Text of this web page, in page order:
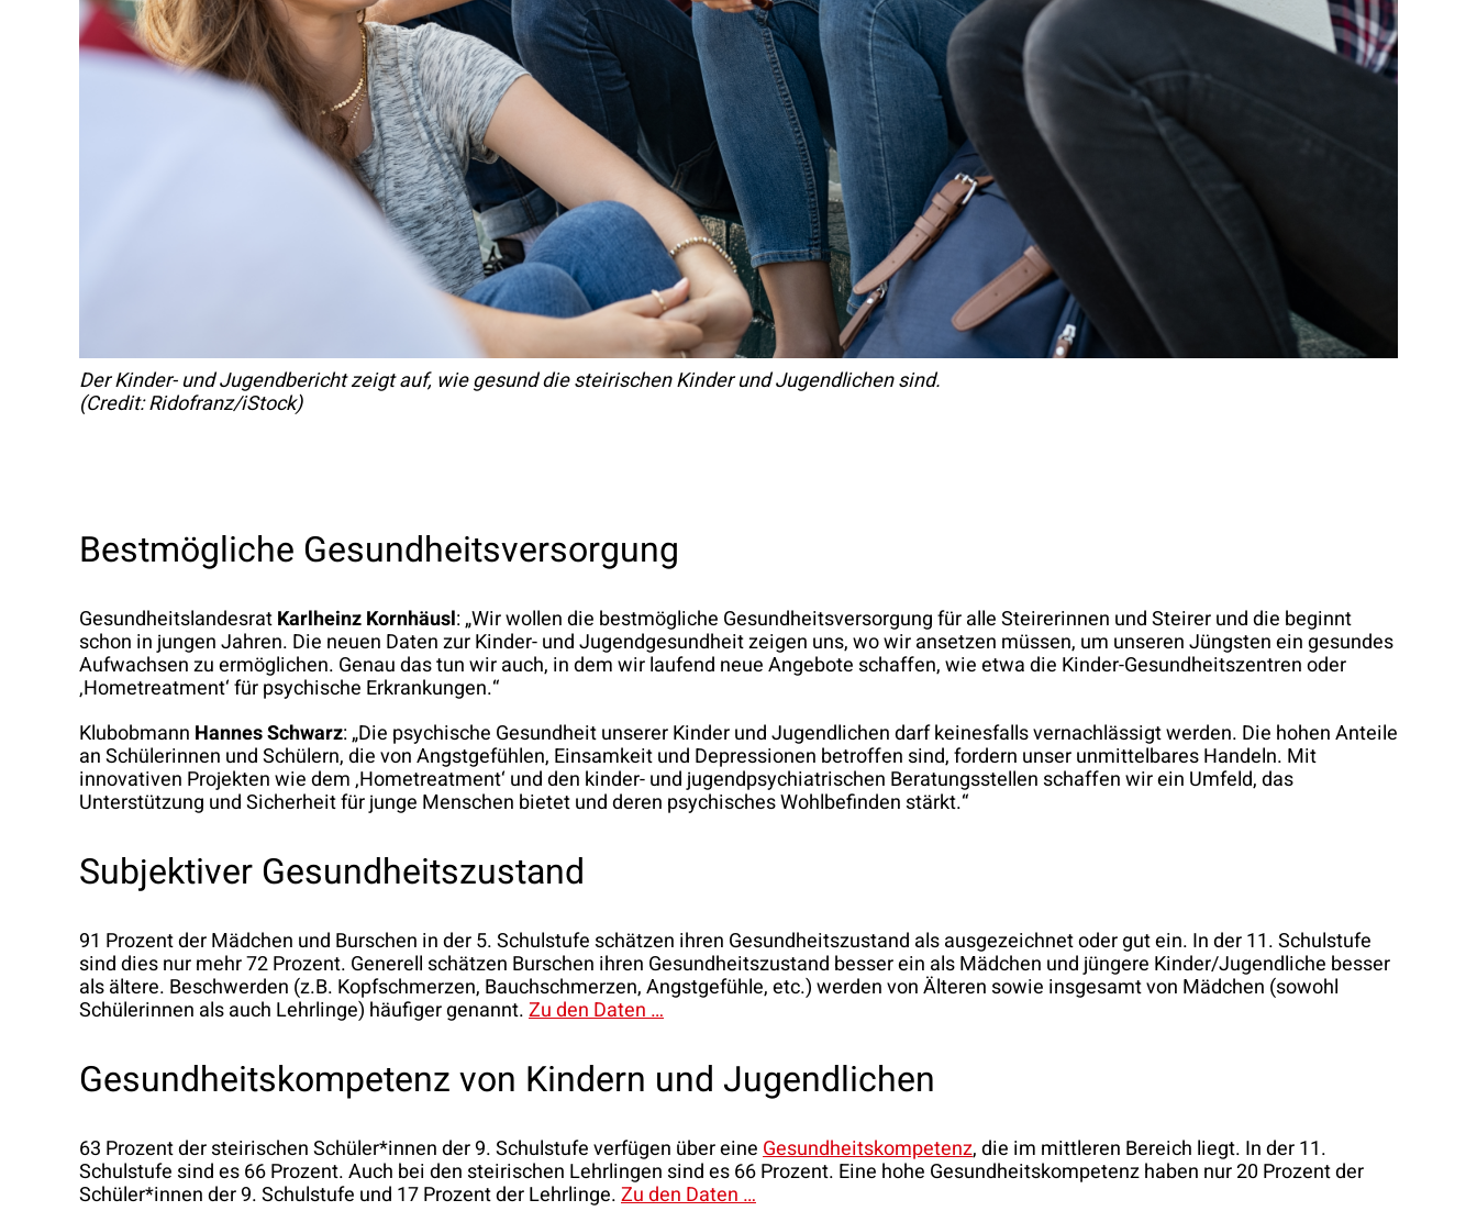
Der Kinder- und Jugendbericht zeigt auf, wie gesund die steirischen Kinder und Jugendlichen sind.
(Credit: Ridofranz/iStock)
Bestmögliche Gesundheitsversorgung
GesundheitslandesratKarlheinz Kornhäusl: „Wir wollen die bestmögliche Gesundheitsversorgung für alle Steirerinnen und Steirer und die beginnt
schon in jungen Jahren. Die neuen Daten zur Kinder- und Jugendgesundheit zeigen uns, wo wir ansetzen müssen, um unseren Jüngsten ein gesundes
Aufwachsen zu ermöglichen. Genau das tun wir auch, in dem wir laufend neue Angebote schaffen, wie etwa die Kinder-Gesundheitszentren oder
‚Hometreatment‘ für psychische Erkrankungen.“
Klubobmann Hannes Schwarz: „Die psychische Gesundheit unserer Kinder und Jugendlichen darf keinesfalls vernachlässigt werden. Die hohen Anteile
an Schülerinnen und Schülern, die von Angstgefühlen, Einsamkeit und Depressionen betroffen sind, fordern unser unmittelbares Handeln. Mit
innovativen Projekten wie dem ‚Hometreatment‘ und den kinder- und jugendpsychiatrischen Beratungsstellen schaffen wir ein Umfeld, das
Unterstützung und Sicherheit für junge Menschen bietet und deren psychisches Wohlbefinden stärkt.“
Subjektiver Gesundheitszustand
91 Prozent der Mädchen und Burschen in der 5. Schulstufe schätzen ihren Gesundheitszustand als ausgezeichnet oder gut ein. In der 11. Schulstufe
sind dies nur mehr 72 Prozent. Generell schätzen Burschen ihren Gesundheitszustand besser ein als Mädchen und jüngere Kinder/Jugendliche besser
als ältere. Beschwerden (z.B. Kopfschmerzen, Bauchschmerzen, Angstgefühle, etc.) werden von Älteren sowie insgesamt von Mädchen (sowohl
Schülerinnen als auch Lehrlinge) häufiger genannt.Zu den Daten …
Gesundheitskompetenz von Kindern und Jugendlichen
63 Prozent der steirischen Schüler*innen der 9. Schulstufe verfügen über eineGesundheitskompetenz, die im mittleren Bereich liegt. In der 11.
Schulstufe sind es 66 Prozent. Auch bei den steirischen Lehrlingen sind es 66 Prozent. Eine hohe Gesundheitskompetenz haben nur 20 Prozent der
Schüler*innen der 9. Schulstufe und 17 Prozent der Lehrlinge.Zu den Daten …